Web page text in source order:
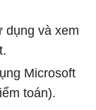
dụng và xem
Microsoft
toán).